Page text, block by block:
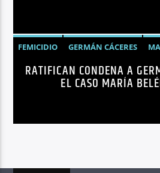
FEMICIDIO GERMÁN CÁCERES
NOTICIAS
SEGURIDAD
RATIFICAN CONDENA A
EL CASO MARÍA